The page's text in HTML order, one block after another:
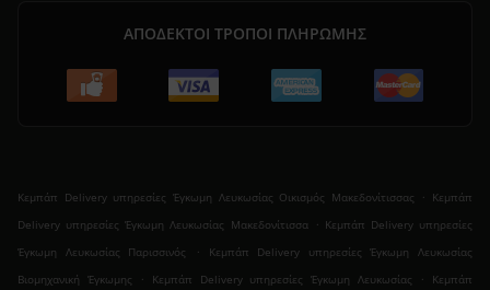
ΑΠΟΔΕΚΤΟΊ ΤΡΌΠΟΙ ΠΛΗΡΩΜΉΣ
Κεµπάπ Delivery υπηρεσίες Έγκωμη Λευκωσίας Οικισμός Μακεδονίτισσας . Κεµπάπ
Delivery υπηρεσίες Έγκωμη Λευκωσίας Μακεδονίτισσα
. Κεµπάπ Delivery υπηρεσίες
Έγκωμη Λευκωσίας Παρισσινός
.
Κεµπάπ Delivery υπηρεσίες Έγκωμη Λευκωσίας
Βιομηχανική Έγκωμης
. Κεµπάπ Delivery υπηρεσίες Έγκωμη Λευκωσίας .
Κεµπάπ